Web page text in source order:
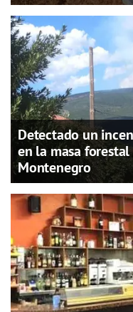
Detectado un
en la masa
Montenegro